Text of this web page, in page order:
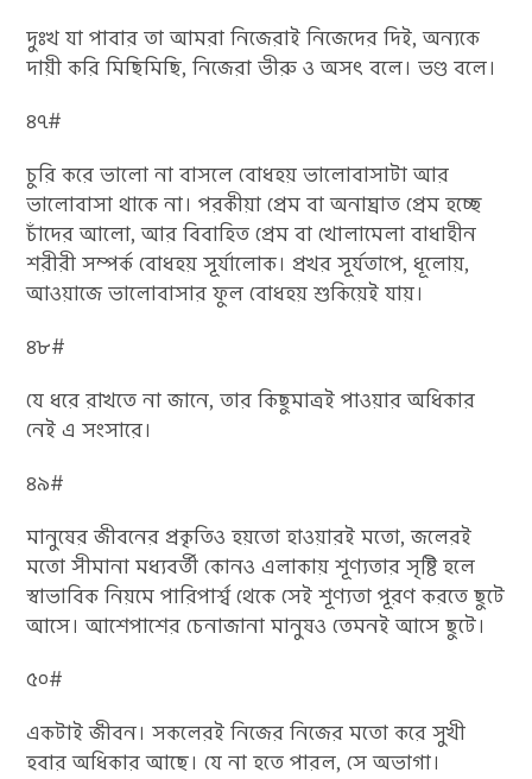
দুঃখ যা পাবার তা আমরা নিজেরাই নিজেদের দিই, অন্যকে
দায়ী করি মিছিমিছি, নিজেরা ভীরু ও অসৎ বলে। ভণ্ড বলে।
৪৭#
চুরি করে ভালো না বাসলে বোধহয় ভালোবাসাটা আর
ভালোবাসা থাকে না। পরকীয়া প্রেম বা অনাঘ্রাত প্রেম হচ্ছে
চাঁদের আলো, আর বিবাহিত প্রেম বা খোলামেলা বাধাহীন
শরীরী সম্পর্ক বোধহয় সূর্যালোক। প্রখর সূর্যতাপে, ধূলোয়,
আওয়াজে ভালোবাসার ফুল বোধহয় শুকিয়েই যায়।
৪৮#
যে ধরে রাখতে না জানে, তার কিছুমাত্রই পাওয়ার অধিকার
নেই এ সংসারে।
৪৯#
মানুষের জীবনের প্রকৃতিও হয়তো হাওয়ারই মতো, জলেরই
মতো সীমানা মধ্যবর্তী কোনও এলাকায় শূণ্যতার সৃষ্টি হলে
স্বাভাবিক নিয়মে পারিপার্শ্ব থেকে সেই শূণ্যতা পূরণ করতে ছুটে
আসে। আশেপাশের চেনাজানা মানুষও তেমনই আসে ছুটে।
৫০#
একটাই জীবন। সকলেরই নিজের নিজের মতো করে সুখী
হবার অধিকার আছে। যে না হতে পারল, সে অভাগা।